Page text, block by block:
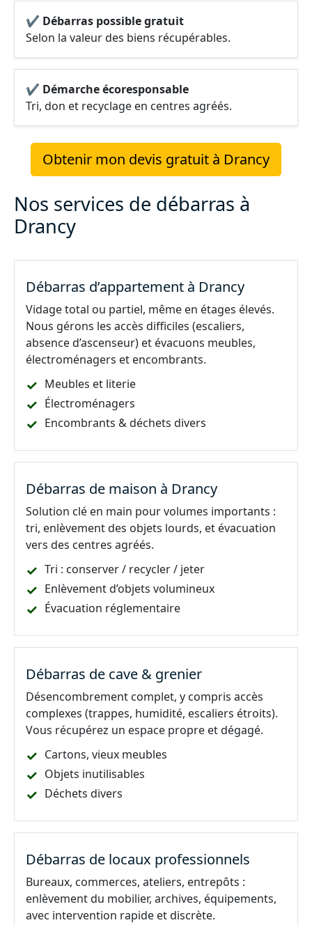
✔ Débarras possible gratuit
Selon la valeur des biens récupérables.
✔ Démarche écoresponsable
Tri, don et recyclage en centres agréés.
Obtenir mon devis gratuit à Drancy
Nos services de débarras à
Drancy
Débarras d’appartement à Drancy
Vidage total ou partiel, même en étages élevés.
Nous gérons les accès difficiles (escaliers,
absence d’ascenseur) et évacuons meubles,
électroménagers et encombrants.
Meubles et literie
Électroménagers
Encombrants & déchets divers
Débarras de maison à Drancy
Solution clé en main pour volumes importants :
tri, enlèvement des objets lourds, et évacuation
vers des centres agréés.
Tri : conserver / recycler / jeter
Enlèvement d’objets volumineux
Évacuation réglementaire
Débarras de cave & grenier
Désencombrement complet, y compris accès
complexes (trappes, humidité, escaliers étroits).
Vous récupérez un espace propre et dégagé.
Cartons, vieux meubles
Objets inutilisables
Déchets divers
Débarras de locaux professionnels
Bureaux, commerces, ateliers, entrepôts :
enlèvement du mobilier, archives, équipements,
avec intervention rapide et discrète.